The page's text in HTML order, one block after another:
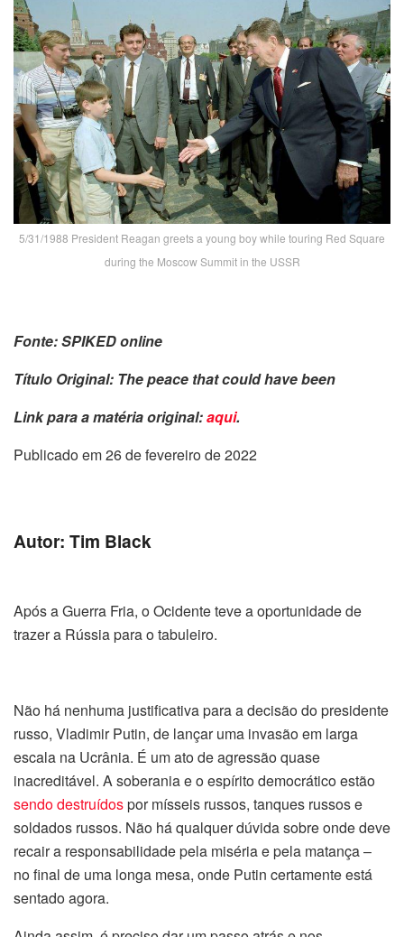
5/31/1988 President Reagan greets a young boy while touring Red Square
during the Moscow Summit in the USSR
Fonte: SPIKED online
Título Original: The peace that could have been
Link para a matéria original:aqui.
Publicado em 26 de fevereiro de 2022
Autor: Tim Black
Após a Guerra Fria, o Ocidente teve a oportunidade de
trazer a Rússia para o tabuleiro.
Não há nenhuma justificativa para a decisão do presidente
russo, Vladimir Putin, de lançar uma invasão em larga
escala na Ucrânia. É um ato de agressão quase
inacreditável. A soberania e o espírito democrático estão
sendo destruídospor mísseis russos, tanques russos e
soldados russos. Não há qualquer dúvida sobre onde deve
recair a responsabilidade pela miséria e pela matança –
no final de uma longa mesa, onde Putin certamente está
sentado agora.